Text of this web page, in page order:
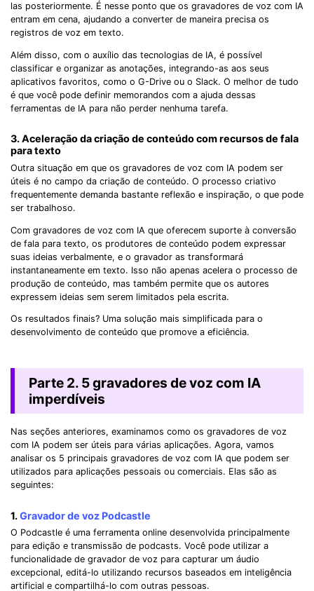
las posteriormente. É nesse ponto que os gravadores de voz com IA
entram em cena, ajudando a converter de maneira precisa os
registros de voz em texto.
Além disso, com o auxílio das tecnologias de IA, é possível
classificar e organizar as anotações, integrando-as aos seus
aplicativos favoritos, como o G-Drive ou o Slack. O melhor de tudo
é que você pode definir memorandos com a ajuda dessas
ferramentas de IA para não perder nenhuma tarefa.
3. Aceleração da criação de conteúdo com recursos de fala
para texto
Outra situação em que os gravadores de voz com IA podem ser
úteis é no campo da criação de conteúdo. O processo criativo
frequentemente demanda bastante reflexão e inspiração, o que pode
ser trabalhoso.
Com gravadores de voz com IA que oferecem suporte à conversão
de fala para texto, os produtores de conteúdo podem expressar
suas ideias verbalmente, e o gravador as transformará
instantaneamente em texto. Isso não apenas acelera o processo de
produção de conteúdo, mas também permite que os autores
expressem ideias sem serem limitados pela escrita.
Os resultados finais? Uma solução mais simplificada para o
desenvolvimento de conteúdo que promove a eficiência.
Parte 2. 5 gravadores de voz com IA
imperdíveis
Nas seções anteriores, examinamos como os gravadores de voz
com IA podem ser úteis para várias aplicações. Agora, vamos
analisar os 5 principais gravadores de voz com IA que podem ser
utilizados para aplicações pessoais ou comerciais. Elas são as
seguintes:
1.Gravador de voz Podcastle
O Podcastle é uma ferramenta online desenvolvida principalmente
para edição e transmissão de podcasts. Você pode utilizar a
funcionalidade de gravador de voz para capturar um áudio
excepcional, editá-lo utilizando recursos baseados em inteligência
artificial e compartilhá-lo com outras pessoas.